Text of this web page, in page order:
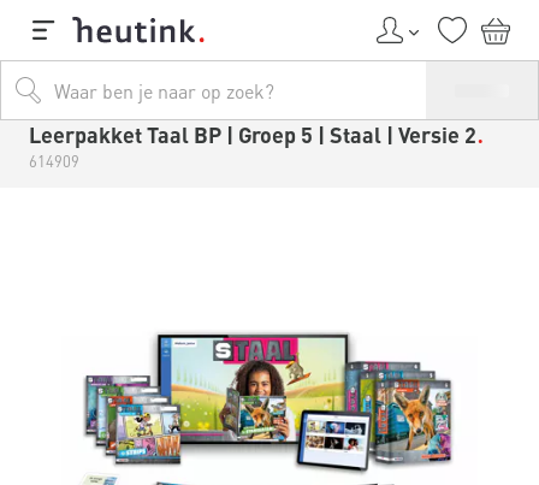
Leerpakket Taal BP | Groep 5 | Staal | Versie 2
614909